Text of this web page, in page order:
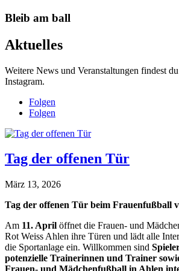
Bleib am ball
Aktuelles
Weitere News und Veranstaltungen findest
Instagram.
Folgen
Folgen
Tag der offenen Tür
März 13, 2026
Tag der offenen Tür beim Frauenfußball
Am 11. April öffnet die Frauen- und
Rot Weiss Ahlen ihre Türen und lädt alle
die Sportanlage ein. Willkommen sind
potenzielle Trainerinnen und Trainer